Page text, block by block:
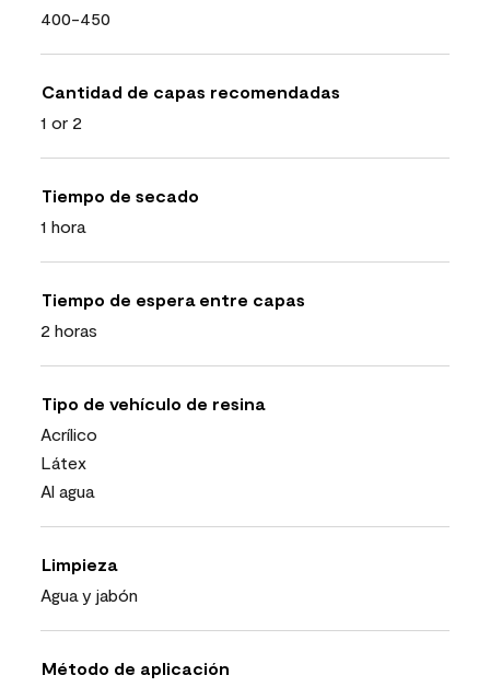
400-450
Cantidad de capas recomendadas
1 or 2
Tiempo de secado
1 hora
Tiempo de espera entre capas
2 horas
Tipo de vehículo de resina
Acrílico
Látex
Al agua
Limpieza
Agua y jabón
Método de aplicación